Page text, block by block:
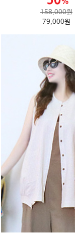
158,000원
79,000원